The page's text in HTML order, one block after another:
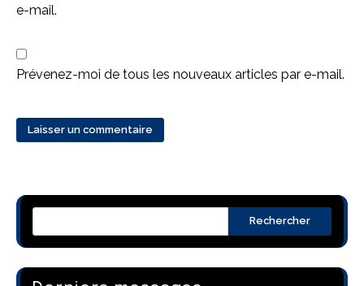
e-mail.
Prévenez-moi de tous les nouveaux articles par e-mail.
Rechercher